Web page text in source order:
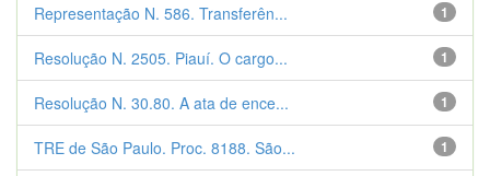
1
Representação N. 586. Transferên...
1
Resolução N. 2505. Piauí. O cargo...
1
Resolução N. 30.80. A ata de ence...
1
TRE de São Paulo. Proc. 8188. São...